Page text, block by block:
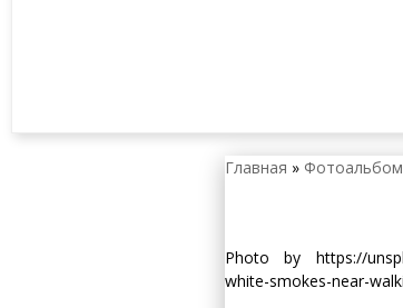
Главная » Фотоальбом
Photo by https://
white-smokes-near-